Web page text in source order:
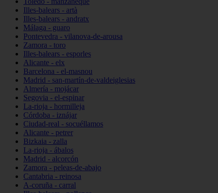
Illes-balears - artà
Illes-balears - andratx
Málaga - guaro
Pontevedra - vilanova-de-arousa
Zamora - toro
Illes-balears - esporles
Alicante - elx
Barcelona - el-masnou
Madrid - san-martín-de-valdeiglesias
Almería - mojácar
Segovia - el-espinar
La-rioja - hormilleja
Córdoba - iznájar
Ciudad-real - socuéllamos
Alicante - petrer
Bizkaia - zalla
La-rioja - ábalos
Madrid - alcorcón
Zamora - peleas-de-abajo
Cantabria - reinosa
A-coruña - carral